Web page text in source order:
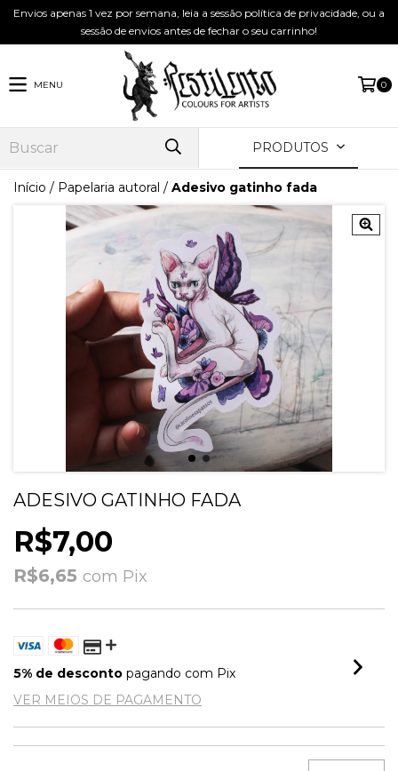
Envios apenas 1 vez por semana, leia a sessão política de privacidade, ou a
sessão de envios antes de fechar o seu carrinho!
MENU 0
PRODUTOS
Início / Papelaria autoral / Adesivo gatinho fada
ADESIVO GATINHO FADA
R$7,00
R$6,65 com Pix
5% de desconto pagando com Pix
VER MEIOS DE PAGAMENTO